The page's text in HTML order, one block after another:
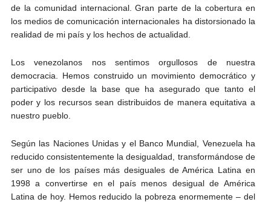
de la comunidad internacional. Gran parte de la cobertura en
los medios de comunicación internacionales ha distorsionado la
realidad de mi país y los hechos de actualidad.
Los venezolanos nos sentimos orgullosos de nuestra
democracia. Hemos construido un movimiento democrático y
participativo desde la base que ha asegurado que tanto el
poder y los recursos sean distribuidos de manera equitativa a
nuestro pueblo.
Según las Naciones Unidas y el Banco Mundial, Venezuela ha
reducido consistentemente la desigualdad, transformándose de
ser uno de los países más desiguales de América Latina en
1998 a convertirse en el país menos desigual de América
Latina de hoy. Hemos reducido la pobreza enormemente – del